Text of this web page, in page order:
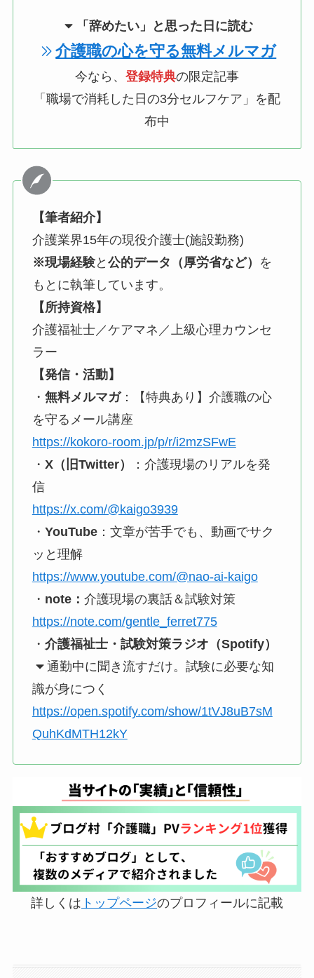
「辞めたい」と思った日に読む
介護職の心を守る無料メルマガ
今なら、 登録特典の限定記事
「職場で消耗した日の3分セルフケア」を配
布中
【筆者紹介】
介護業界15年の現役介護士(施設勤務)
※現場経験と 公的データ（厚労省など）
を
もとに執筆しています。
【所持資格】
介護福祉士／ケアマネ／上級心理カウンセ
ラー
【発信・活動】
・ 無料メルマガ：【特典あり】介護職の心
を守るメール講座
https://kokoro-room.jp/p/r/i2mzSFwE
・ X（旧Twitter）
：介護現場のリアルを発
信
https://x.com/@kaigo3939
・ YouTube：文章が苦手でも、動画でサク
ッと理解
https://www.youtube.com/@nao-ai-kaigo
・ note： 介護現場の裏話＆試験対策
https://note.com/gentle_ferret775
・ 介護福祉士・試験対策ラジオ（Spotify）
通勤中に聞き流すだけ。試験に必要な知
識が身につく
https://open.spotify.com/show/1tVJ8uB7sM
QuhKdMTH12kY
詳しくは トップページのプロフィールに記載